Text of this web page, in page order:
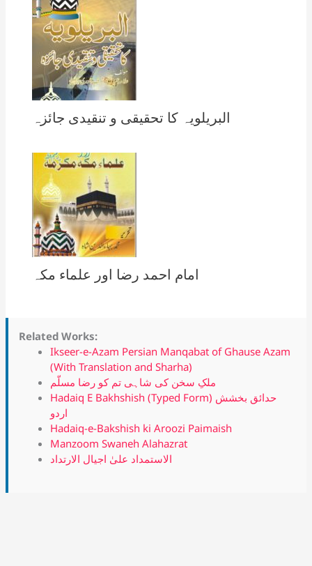
البریلویہ کا تحقیقی و تنقیدی جائزہ
امام احمد رضا اور علماء مکہ
Related Works:
Ikseer-e-Azam Persian Manqabat of Ghause Azam
(With Translation and Sharha)
ملکِ سخن کی شاہی تم کو رضا مسلّم
Hadaiq E Bakhshish (Typed Form) حدائق بخشش
اردو
Hadaiq-e-Bakshish ki Aroozi Paimaish
Manzoom Swaneh Alahazrat
الاستمداد علیٰ اجیال الارتداد